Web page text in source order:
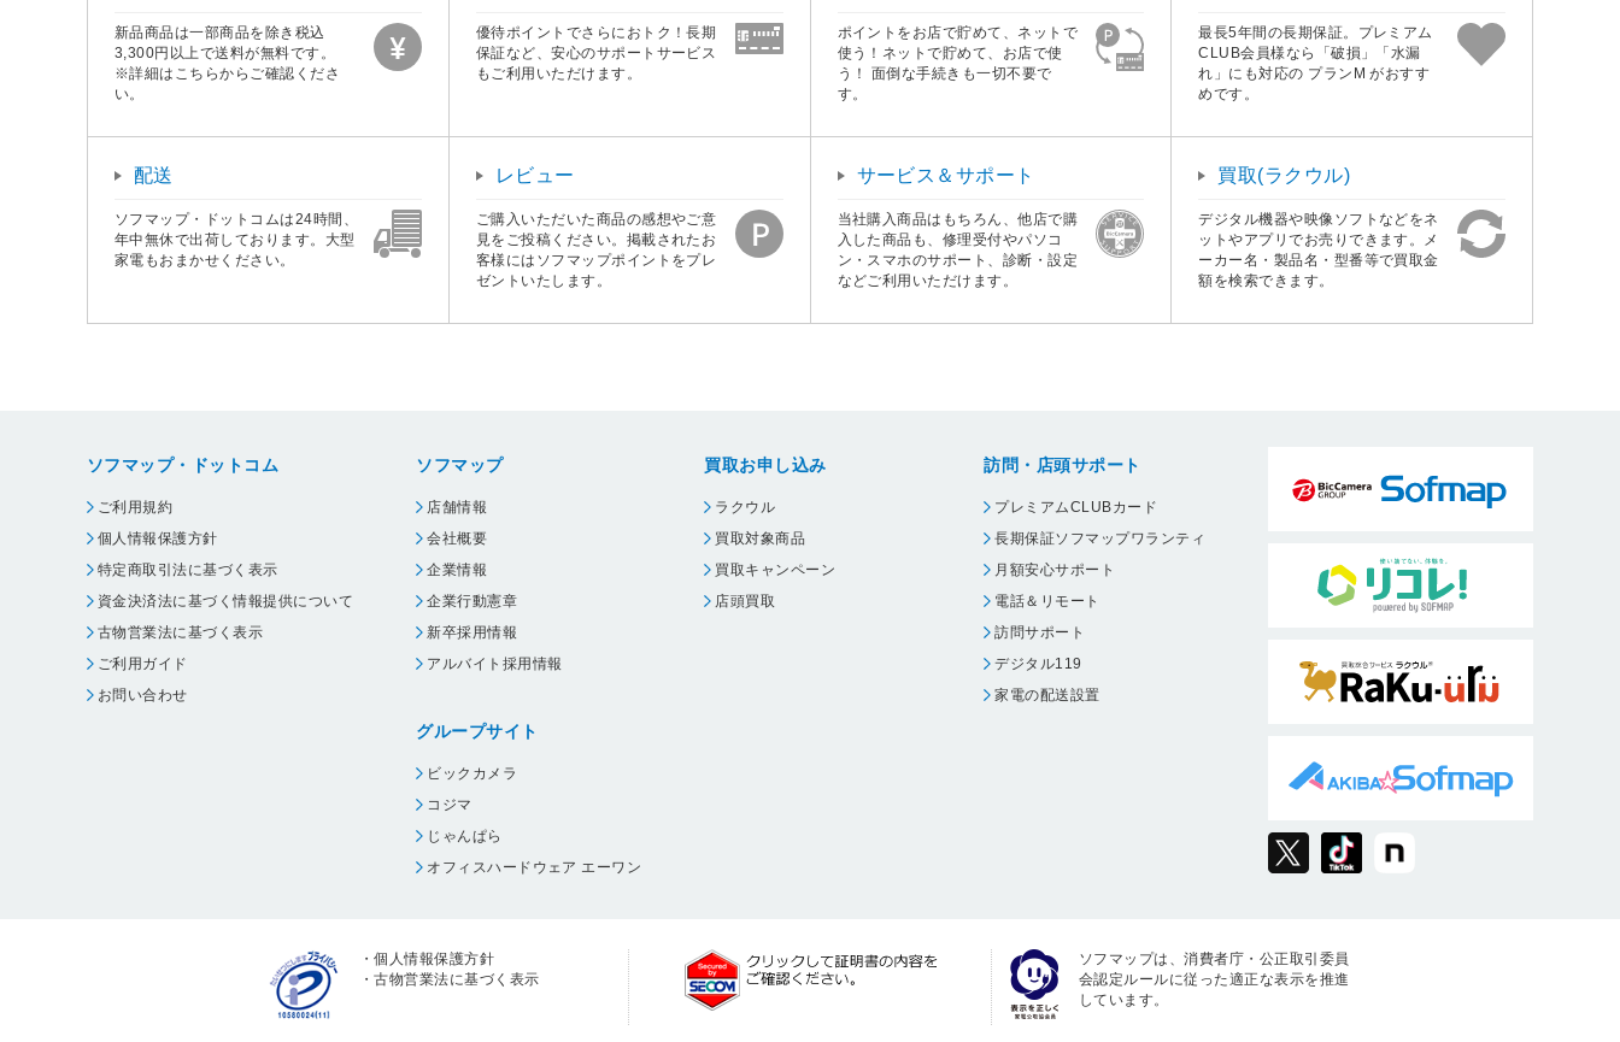
新品商品は一部商品を除き税込
3,300円以上で送料が無料です。
※詳細はこちらからご確認くださ
い。
優待ポイントでさらにおトク！長期
保証など、安心のサポートサービス
もご利用いただけます。
ポイントをお店で貯めて、ネットで
使う！ネットで貯めて、お店で使
う！ 面倒な手続きも一切不要で
す。
最長5年間の長期保証。プレミアム
CLUB会員様なら「破損」「水漏
れ」にも対応の プランM がおすす
めです。
配送
ソフマップ・ドットコムは24時間、
年中無休で出荷しております。大型
家電もおまかせください。
レビュー
ご購入いただいた商品の感想やご意
見をご投稿ください。掲載されたお
客様にはソフマップポイントをプレ
ゼントいたします。
サービス＆サポート
当社購入商品はもちろん、他店で購
入した商品も、修理受付やパソコ
ン・スマホのサポート、診断・設定
などご利用いただけます。
買取(ラクウル)
デジタル機器や映像ソフトなどをネ
ットやアプリでお売りできます。メ
ーカー名・製品名・型番等で買取金
額を検索できます。
ソフマップ・ドットコム
ご利用規約
個人情報保護方針
特定商取引法に基づく表示
資金決済法に基づく情報提供について
古物営業法に基づく表示
ご利用ガイド
お問い合わせ
ソフマップ
店舗情報
会社概要
企業情報
企業行動憲章
新卒採用情報
アルバイト採用情報
グループサイト
ビックカメラ
コジマ
じゃんぱら
オフィスハードウェア エーワン
買取お申し込み
ラクウル
買取対象商品
買取キャンペーン
店頭買取
訪問・店頭サポート
プレミアムCLUBカード
長期保証ソフマップワランティ
月額安心サポート
電話＆リモート
訪問サポート
デジタル119
家電の配送設置
・個人情報保護方針
・古物営業法に基づく表示
ソフマップは、消費者庁・公正取引委員
会認定ルールに従った適正な表示を推進
しています。